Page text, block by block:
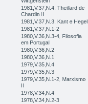
1981,V.37,N.4, Theillard de
Chardin II
1981,V.37,N.3, Kant e Hegel
1981,V.37,N.1-2
1980,V.36,N.3-4, Filosofia
em Portugal
1980,V.36,N.2
1980,V.36,N.1
1979,V.35,N.4
1979,V.35,N.3
1979,V.35,N.1-2, Marxismo
II
1978,V.34,N.4
1978,V.34,N.2-3